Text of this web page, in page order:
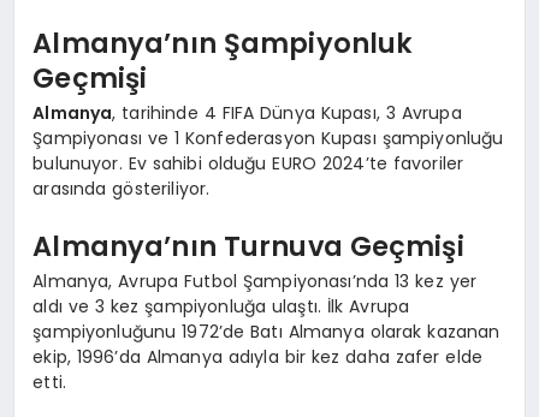
Almanya’nın Şampiyonluk
Geçmişi
Almanya, tarihinde 4 FIFA Dünya Kupası, 3 Avrupa
Şampiyonası ve 1 Konfederasyon Kupası şampiyonluğu
bulunuyor. Ev sahibi olduğu EURO 2024’te favoriler
arasında gösteriliyor.
Almanya’nın Turnuva Geçmişi
Almanya, Avrupa Futbol Şampiyonası’nda 13 kez yer
aldı ve 3 kez şampiyonluğa ulaştı. İlk Avrupa
şampiyonluğunu 1972’de Batı Almanya olarak kazanan
ekip, 1996’da Almanya adıyla bir kez daha zafer elde
etti.